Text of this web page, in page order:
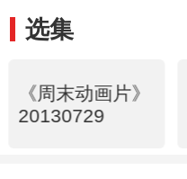
选集
《周末动画片》
20130729